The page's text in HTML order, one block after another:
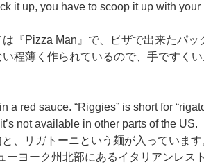
it up, you have to scoop it up with your
『Pizza Man』で、ピザで出来たパッ
程薄く作られているので、手ですく
red sauce. “Riggies” is short for
not available in other parts of the US.
、リガトーニという麺が入っています
ーヨーク州北部にあるイタリアンレス